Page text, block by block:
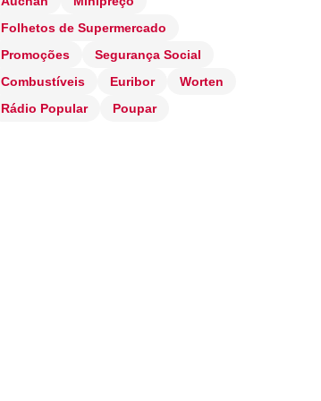
Folhetos de Supermercado
Promoções
Segurança Social
Combustíveis
Euribor
Worten
Rádio Popular
Poupar